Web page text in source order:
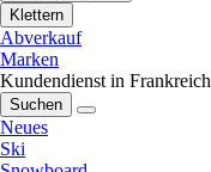
Klettern
Abverkauf
Marken
Kundendienst in Frankreich
Suchen
Neues
Ski